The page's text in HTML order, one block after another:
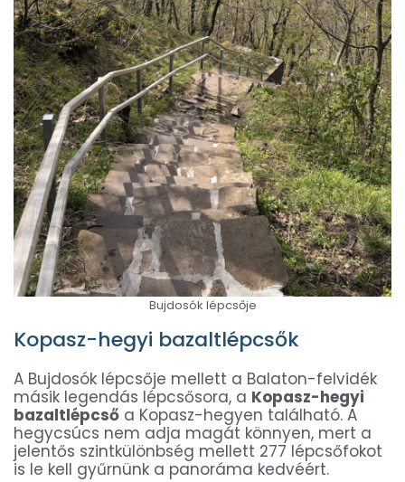
Bujdosók lépcsője
Kopasz-hegyi bazaltlépcsők
A Bujdosók lépcsője mellett a Balaton-felvidék
másik legendás lépcsősora, a Kopasz-hegyi
bazaltlépcső a Kopasz-hegyen található. A
hegycsúcs nem adja magát könnyen, mert a
jelentős szintkülönbség mellett 277 lépcsőfokot
is le kell gyűrnünk a panoráma kedvéért.